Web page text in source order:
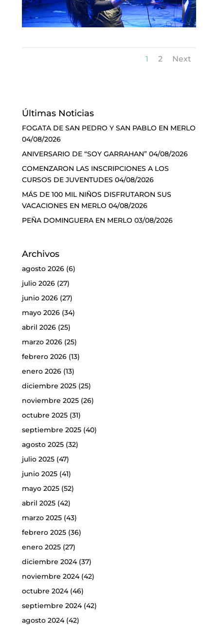
1 2 Next
Últimas Noticias
FOGATA DE SAN PEDRO Y SAN PABLO EN MERLO
04/08/2026
ANIVERSARIO DE “SOY GARRAHAN” 04/08/2026
COMENZARON LAS INSCRIPCIONES A LOS
CURSOS DE JUVENTUDES 04/08/2026
MÁS DE 100 MIL NIÑOS DISFRUTARON SUS
VACACIONES EN MERLO 04/08/2026
PEÑA DOMINGUERA EN MERLO 03/08/2026
Archivos
agosto 2026(6)
julio 2026(27)
junio 2026(27)
mayo 2026(34)
abril 2026(25)
marzo 2026(25)
febrero 2026(13)
enero 2026(13)
diciembre 2025(25)
noviembre 2025(26)
octubre 2025(31)
septiembre 2025(40)
agosto 2025(32)
julio 2025(47)
junio 2025(41)
mayo 2025(52)
abril 2025(42)
marzo 2025(43)
febrero 2025(36)
enero 2025(27)
diciembre 2024(37)
noviembre 2024(42)
octubre 2024(46)
septiembre 2024(42)
agosto 2024(42)